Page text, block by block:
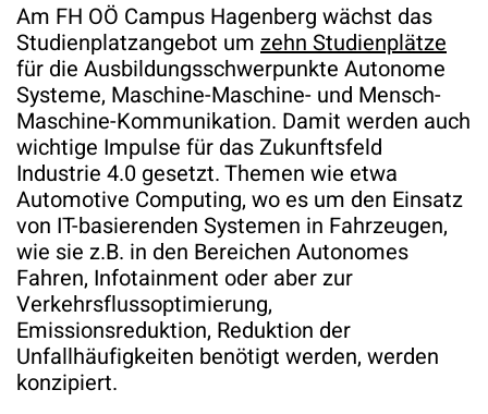
Am FH OÖ Campus Hagenberg wächst das
Studienplatzangebot um zehn Studienplätze
für die Ausbildungsschwerpunkte Autonome
Systeme, Maschine-Maschine- und Mensch-
Maschine-Kommunikation. Damit werden auch
wichtige Impulse für das Zukunftsfeld
Industrie 4.0 gesetzt. Themen wie etwa
Automotive Computing, wo es um den Einsatz
von IT-basierenden Systemen in Fahrzeugen,
wie sie z.B. in den Bereichen Autonomes
Fahren, Infotainment oder aber zur
Verkehrsflussoptimierung,
Emissionsreduktion, Reduktion der
Unfallhäufigkeiten benötigt werden, werden
konzipiert.